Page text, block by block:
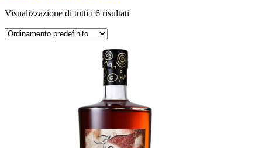
Visualizzazione di tutti i 6 risultati